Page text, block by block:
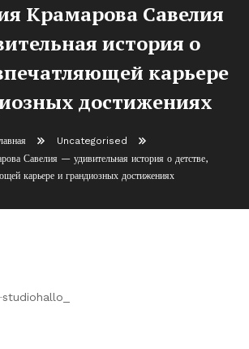
Крамарова Савелия
история о
карьере
достижениях
Uncategorised
Савелия — удивительная история о детстве,
карьере и грандиозных достижениях
studiohallo_